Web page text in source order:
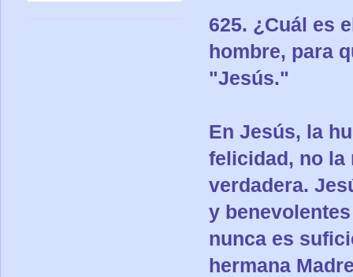
625. ¿Cuál es
hombre, para
"Jesús."
En Jesús, la
felicidad, no la
verdadera.
y
nunca es
hermana